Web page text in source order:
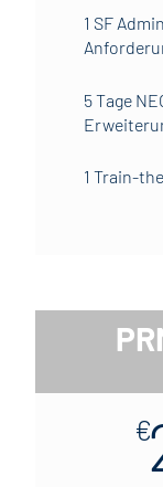
1 SF
5 Tage
1 Train-
€